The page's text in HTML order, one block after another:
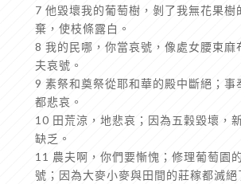
7 他毀壞我的葡萄樹，剝了我無花果樹
棄，使枝條露白。
8 我的民哪，你當哀號，像處女腰束麻
夫哀號。
9 素祭和奠祭從耶和華的殿中斷絕；事
都悲哀。
10 田荒涼，地悲哀；因為五穀毀壞，
缺乏。
11 農夫啊，你們要慚愧；修理葡萄園
號；因為大麥小麥與田間的莊稼都滅絕